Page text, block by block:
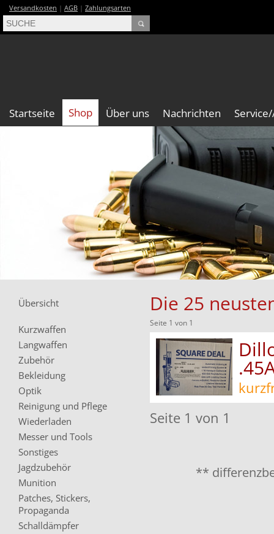
Versandkosten | AGB | Zahlungsarten
Startseite Shop Über uns Nachrichten
Übersicht
Kurzwaffen
Langwaffen
Zubehör
Bekleidung
Optik
Reinigung und Pflege
Wiederladen
Messer und Tools
Sonstiges
Jagdzubehör
Munition
Patches, Stickers,
Propaganda
Schalldämpfer
Die 25
Seite 1 von 1
Seite 1 von 1
**